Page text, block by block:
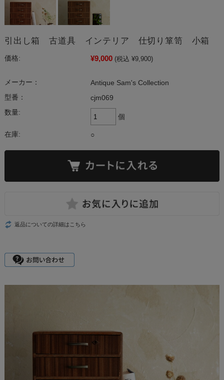
引出し箱 古道具 インテリア 仕切り箪笥 小箱
価格: ¥9,000 (税込 ¥9,900)
メーカー：
Antique Sam's Collection
型番：
cjm069
数量:
個
在庫: ○
返品についての詳細はこちら